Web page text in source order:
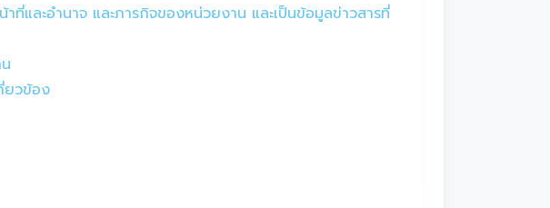
และอำนาจ และภารกิจของหน่วยงาน และเป็นข้อมูลข่าวสารที่
ยวข้อง